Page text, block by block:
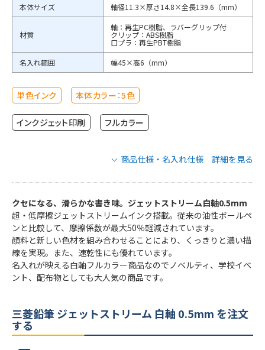
本体サイズ 軸径11.3×厚さ14.8×全長139.6（mm）
材質
軸：再生PC樹脂、ラバーグリップ付
クリップ：ABS樹脂
口プラ：再生PBT樹脂
名入れ範囲
幅45×高6（mm）
単色インク 本体カラー：5色
インクジェット印刷 フルカラー
商品仕様・名入れ仕様 詳細を見る
三菱鉛筆 ジェットストリーム 白軸 0.5mm
の商品仕様
品番
SXN15005NW.24
SXN15005NW.33
SXN15005NW.34
SXN15005NW.48
SXN15005NW.51
インクカラー
黒
最小ロット
100本
個包装
個包装無し
クセになる、滑らかな書き味。ジェットストリーム白軸0.5mm
超・低摩擦ジェットストリームインク搭載。従来の油性ボールペ
ンと比較して、摩擦係数が最大50％軽減されています。
顔料と新しい色材を組み合わせることにより、くっきりと濃い描
線を実現。また、速乾性にも優れています。
名入れが映える白軸フルカラー商品なのでノベルティ、学校イベ
ント、配布物としても大人気の商品です。
三菱鉛筆 ジェットストリーム 白軸 0.5mm を注文
する